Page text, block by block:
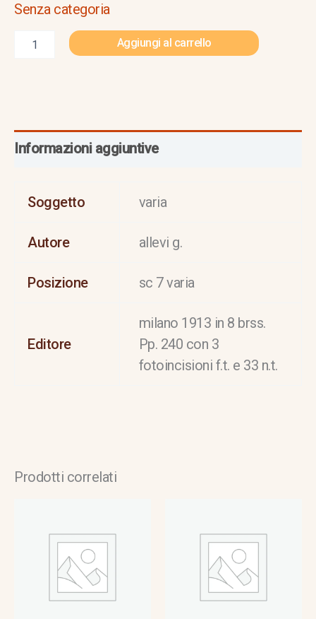
Senza categoria
Aggiungi al carrello
Informazioni aggiuntive
Soggetto varia
Autore allevi g.
Posizione sc 7 varia
Editore
milano 1913 in 8 brss.
Pp. 240 con 3
fotoincisioni f.t. e 33 n.t.
Prodotti correlati